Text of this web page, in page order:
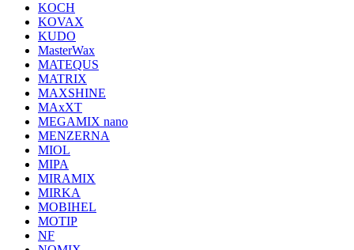
KOCH
KOVAX
KUDO
MasterWax
MATEQUS
MATRIX
MAXSHINE
MAxXT
MEGAMIX nano
MENZERNA
MIOL
MIPA
MIRAMIX
MIRKA
MOBIHEL
MOTIP
NF